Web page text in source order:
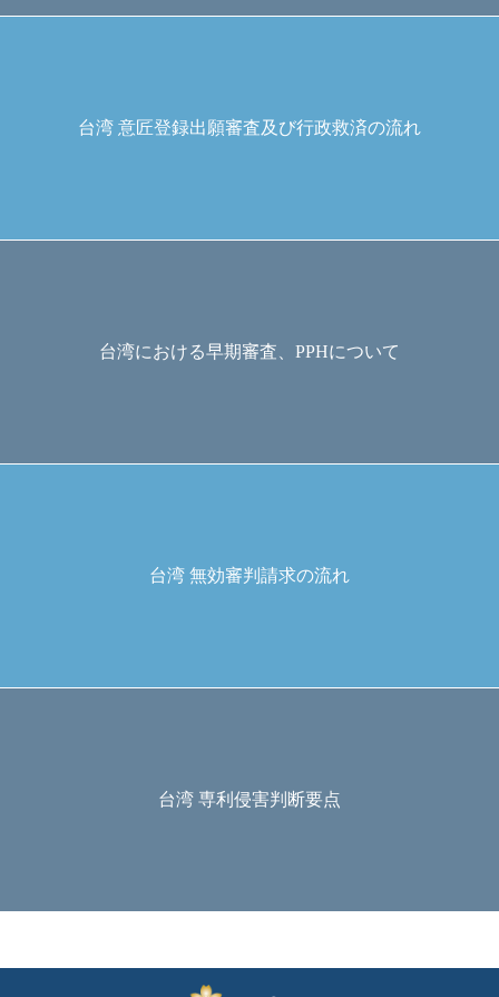
台湾 意匠登録出願審査及び行政救済の流れ
台湾における早期審査、PPHについて
台湾 無効審判請求の流れ
台湾 専利侵害判断要点